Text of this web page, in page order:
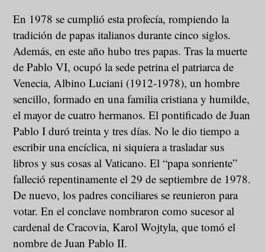
En 1978 se cumplió esta profecía, rompiendo la
tradición de papas italianos durante cinco siglos.
Además, en este año hubo tres papas. Tras la muerte
de Pablo VI, ocupó la sede petrina el patriarca de
Venecia, Albino Luciani (1912-1978), un hombre
sencillo, formado en una familia cristiana y humilde,
el mayor de cuatro hermanos. El pontificado de Juan
Pablo I duró treinta y tres días. No le dio tiempo a
escribir una encíclica, ni siquiera a trasladar sus
libros y sus cosas al Vaticano. El “papa sonriente”
falleció repentinamente el 29 de septiembre de 1978.
De nuevo, los padres conciliares se reunieron para
votar. En el conclave nombraron como sucesor al
cardenal de Cracovia, Karol Wojtyla, que tomó el
nombre de Juan Pablo II.